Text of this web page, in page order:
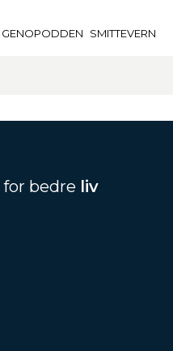
GENOPODDEN SMITTEVERN
for bedre liv